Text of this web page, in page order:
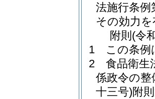
法施行条例
その効力
附則 (令
1
この条例
2
食品衛生
係政令の
十三号)附